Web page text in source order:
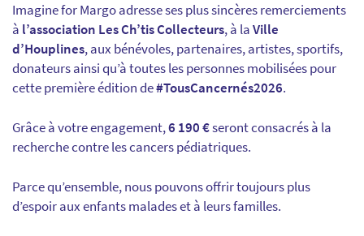
Imagine for Margo adresse ses plus sincères remerciements
à l’association Les Ch’tis Collecteurs, à laVille
d’Houplines, aux bénévoles, partenaires, artistes, sportifs,
donateurs ainsi qu’à toutes les personnes mobilisées pour
cette première édition de#TousCancernés2026.
Grâce à votre engagement,6 190 €seront consacrés à la
recherche contre les cancers pédiatriques.
Parce qu’ensemble, nous pouvons offrir toujours plus
d’espoir aux enfants malades et à leurs familles.